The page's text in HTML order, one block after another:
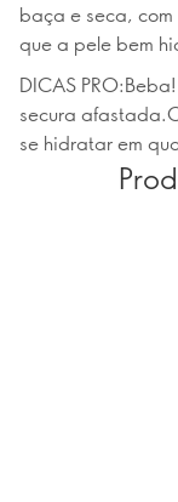
baça e seca,
que a pele bem
DICAS
secura
se hidratar em